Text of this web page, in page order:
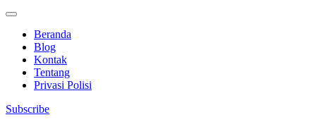
Enter)
Beranda
Blog
Kontak
Tentang
Privasi Polisi
Subscribe